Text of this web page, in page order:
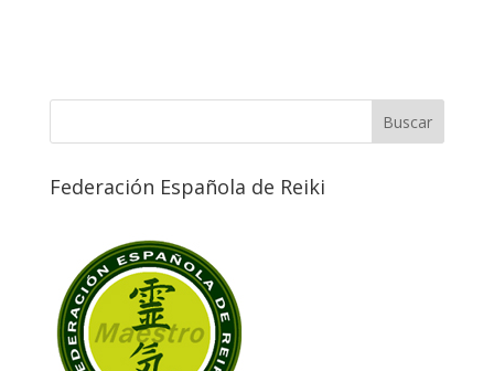
Federación Española de Reiki